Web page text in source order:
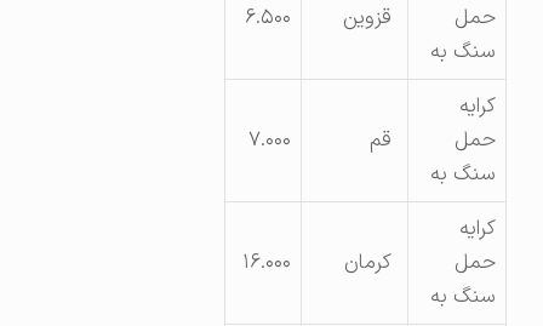
حمل
سنگ به
قزوین ۶.۵۰۰
حمل
سنگ به
۷.۰۰۰
حمل
سنگ به
کرمان ۱۶.۰۰۰